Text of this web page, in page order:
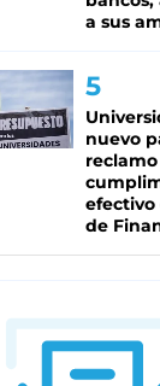
a sus
nuevo
efectivo
de